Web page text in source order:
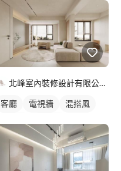
北峰室內裝修設計有限公司 LI&LI design
客廳 電視牆
混搭風